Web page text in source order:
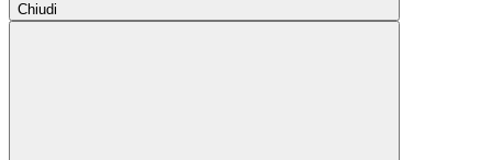
Chiudi